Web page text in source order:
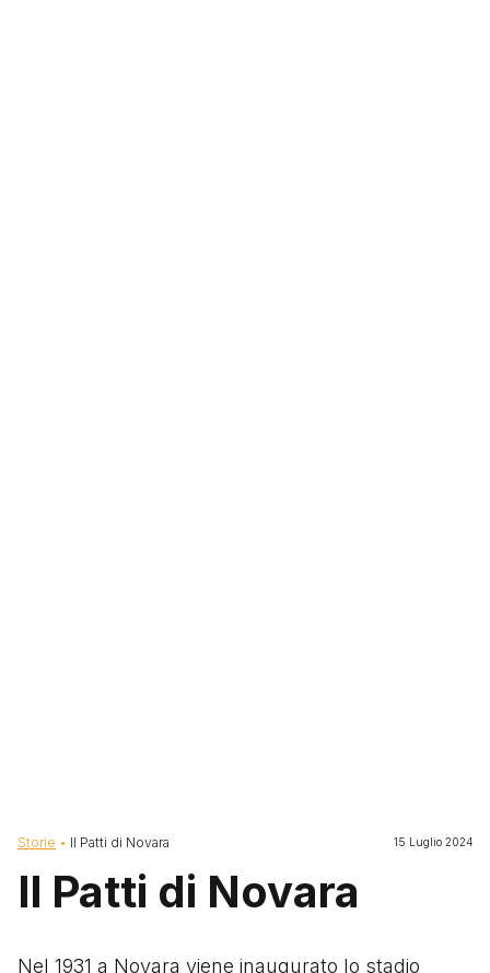
Briciole di pane
Storie Il Patti di Novara 15 Luglio 2024
Il Patti di Novara
Nel 1931 a Novara viene inaugurato lo stadio